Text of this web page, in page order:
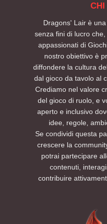
CHI
Dragons' Lair è
senza fini di lucro
appassionati di
nostro obiettivo è
diffondere la cultura
dal gioco da tavolo al
Crediamo nel valore
del gioco di ruolo, e
aperto e inclusivo
idee, regole,
Se condividi questa
crescere la
potrai partecipare
contenuti,
contribuire